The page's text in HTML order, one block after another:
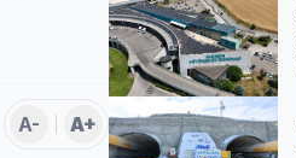
A- A+